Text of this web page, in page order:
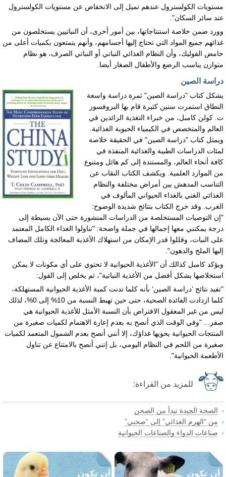
مستويات الكولسترول عندهم تميل إلى الانخفاض عن مستويات الكولسترول
عند سائر السكان".
وورد ضمن خلاصة استنتاجاتها، بين أمور أخرى، أن النباتيين يستخلصون من
غذائهم جميع المواد التي تحتاج إليها أجسامهم، وأنهم يتمتعون بكميات أعلى من
حامض الفوليك، وأن النظام الغذائي النباتي أو النباتي الصرف، هو نظام
متوازن يناسب الرضع والأطفال الصغار أيضا.
دراسة الصين
يشكل كتاب "دراسة الصين" ثمرة دراسة واسعة
النطاق استمرت سنين كثيرة قام بها البروفسور
ت. كولن كامبل، من خبراء التغذية الرائدين في
العالم والمتخصص في الكيمياء الحيوية الغذائية.
ويمثل كتاب "دراسة الصين" في الحقيقة خلاصة
لمئات الدراسات الطبية والغذائية المنفذة في
كافة أنحاء العالم، والمستندة إلى كم هائل ومتنوع
من الموارد العلمية. ويكشف الكتاب النقاب عن
التناسب المدهش بين أمراض مختلفة والنظام
الغذائي الغني بالغذاء الحيواني المألوف في
الغرب. وقد خرج الكتاب بنتائج شديدة الوضوح:
"إن التوصيات المستخلصة من الدراسات المنشورة حتى الآن بسيطة إلى
درجة يمكنني معها إجمالها في جملة واضحة: "تناولوا الغذاء الكامل المعتمد
على النبات، وقللوا قدر الإمكان من استهلاك الأغذية المعالجة وتلك المضاف
إليها الملح والدهون".
ويؤكد كامبل كذالك أن "الأغذية الحيوانية لا تحتوي على أي مكونات لا يمكن
استخلاصها بشكل أفضل من الأغذية النباتية"، ثم يخلص إلى القول:
"تفيد نتائج ‘دراسة الصين‘ بأنه كلما تدنت كمية الأغذية الحيوانية المستهلكة،
كلما ازدادت الفائدة الصحية، حتى حين تهبط النسبة من 10% إلى 0%، لذلك
ليس من غير المعقول الافتراض بأن النسبة الأمثل للأغذية الحيوانية هي
صفر... "وفي الوقت الذي أنصح به بعدم إعارة الاهتمام لكميات صغيرة من
المنتجات الحيوانية يحويها غذاؤك، إلا أنني أنصح بعدم الشمول المتعمد لكميات
صغيرة من اللحم في النظام اليومي، بل إنني أنصح بالامتناع عن تناول
الأطعمة الحيوانية".
للمزيد من القراءة:
الصحة الجيدة تبدأ من الصحن
من “الهرم الغذائي” إلى “صحني”
صناعات الدواء والصناعات الحيوانية